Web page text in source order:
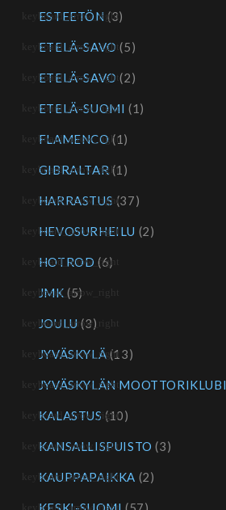
ESTEETÖN (3)
ETELÄ-SAVO (5)
ETELÄ-SAVO (2)
ETELÄ-SUOMI (1)
FLAMENCO (1)
GIBRALTAR (1)
HARRASTUS (37)
HEVOSURHEILU (2)
HOTROD (6)
JMK (5)
JOULU (3)
JYVÄSKYLÄ(13)
JYVÄSKYLÄN MOOTTORIKLUBI
KALASTUS (10)
KANSALLISPUISTO (3)
KAUPPAPAIKKA (2)